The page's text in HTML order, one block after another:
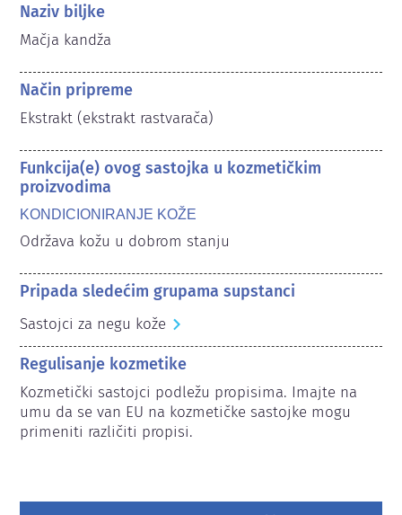
Naziv biljke
Mačja kandža
Način pripreme
Ekstrakt (ekstrakt rastvarača)
Funkcija(e) ovog sastojka u kozmetičkim
proizvodima
KONDICIONIRANJE KOŽE
Održava kožu u dobrom stanju
Pripada sledećim grupama supstanci
Sastojci za negu kože
Regulisanje kozmetike
Kozmetički sastojci podležu propisima. Imajte na
umu da se van EU na kozmetičke sastojke mogu
primeniti različiti propisi.